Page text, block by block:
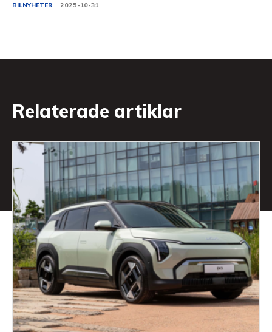
BILNYHETER 2025-10-31
Relaterade artiklar